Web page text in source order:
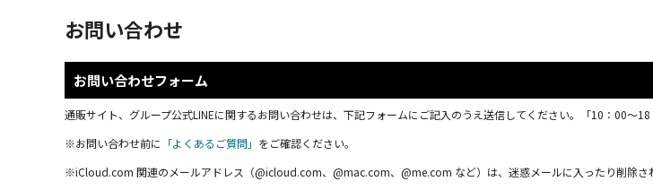
お問い合わせ
お問い合わせフォーム
通販サイト、グループ公式LINEに関するお問い合わせは、下記フォームにご記入のうえ送信してください。「10：00～18
※お問い合わせ前に 「よくあるご質問」 をご確認ください。
※iCloud.com 関連のメールアドレス（@icloud.com、@mac.com、@me.com など）は、迷惑メールに入ったり削除さ